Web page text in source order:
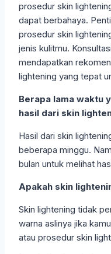
prosedur skin
dapat berbahaya.
prosedur skin
jenis kulitmu.
mendapatkan
lightening yang tepat
Berapa lama waktu
hasil dari skin
Hasil dari skin
beberapa minggu.
bulan untuk melihat
Apakah skin
Skin lightening tidak
warna aslinya jika
atau prosedur skin